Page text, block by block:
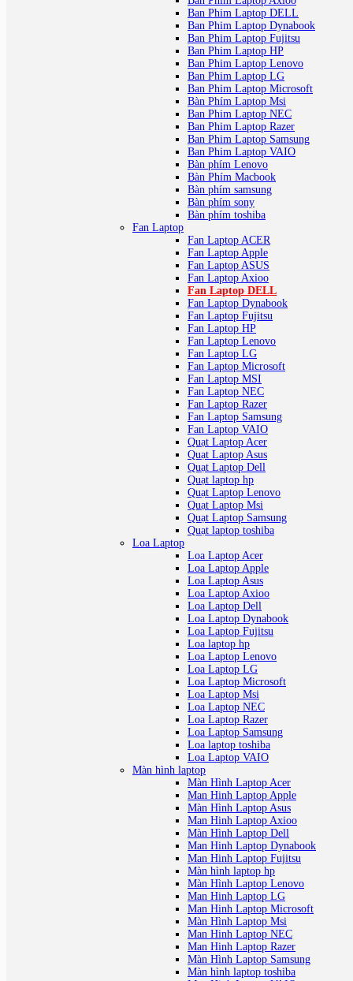
Ban Phim Laptop DELL
Ban Phim Laptop Dynabook
Ban Phim Laptop Fujitsu
Ban Phim Laptop HP
Ban Phim Laptop Lenovo
Ban Phim Laptop LG
Ban Phim Laptop Microsoft
Bàn Phím Laptop Msi
Ban Phim Laptop NEC
Ban Phim Laptop Razer
Ban Phim Laptop Samsung
Ban Phim Laptop VAIO
Bàn phím Lenovo
Bàn Phím Macbook
Bàn phím samsung
Bàn phím sony
Bàn phím toshiba
Fan Laptop
Fan Laptop ACER
Fan Laptop Apple
Fan Laptop ASUS
Fan Laptop Axioo
Fan Laptop DELL
Fan Laptop Dynabook
Fan Laptop Fujitsu
Fan Laptop HP
Fan Laptop Lenovo
Fan Laptop LG
Fan Laptop Microsoft
Fan Laptop MSI
Fan Laptop NEC
Fan Laptop Razer
Fan Laptop Samsung
Fan Laptop VAIO
Quạt Laptop Acer
Quạt Laptop Asus
Quạt Laptop Dell
Quạt laptop hp
Quạt Laptop Lenovo
Quạt Laptop Msi
Quạt Laptop Samsung
Quạt laptop toshiba
Loa Laptop
Loa Laptop Acer
Loa Laptop Apple
Loa Laptop Asus
Loa Laptop Axioo
Loa Laptop Dell
Loa Laptop Dynabook
Loa Laptop Fujitsu
Loa laptop hp
Loa Laptop Lenovo
Loa Laptop LG
Loa Laptop Microsoft
Loa Laptop Msi
Loa Laptop NEC
Loa Laptop Razer
Loa Laptop Samsung
Loa laptop toshiba
Loa Laptop VAIO
Màn hình laptop
Màn Hình Laptop Acer
Man Hinh Laptop Apple
Màn Hình Laptop Asus
Man Hinh Laptop Axioo
Màn Hình Laptop Dell
Man Hinh Laptop Dynabook
Man Hinh Laptop Fujitsu
Màn hình laptop hp
Màn Hình Laptop Lenovo
Man Hinh Laptop LG
Man Hinh Laptop Microsoft
Màn Hình Laptop Msi
Man Hinh Laptop NEC
Man Hinh Laptop Razer
Màn Hình Laptop Samsung
Màn hình laptop toshiba